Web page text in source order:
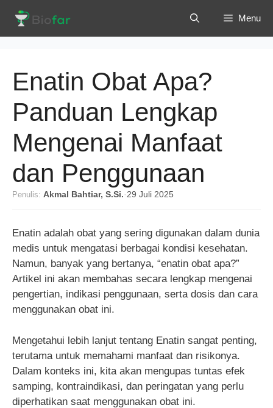
isi
Menu
Enatin Obat Apa?
Panduan Lengkap
Mengenai Manfaat
dan Penggunaan
Penulis: Akmal Bahtiar, S.Si. · 29 Juli 2025
Enatin adalah obat yang sering digunakan dalam dunia
medis untuk mengatasi berbagai kondisi kesehatan.
Namun, banyak yang bertanya, “enatin obat apa?”
Artikel ini akan membahas secara lengkap mengenai
pengertian, indikasi penggunaan, serta dosis dan cara
menggunakan obat ini.
Mengetahui lebih lanjut tentang Enatin sangat penting,
terutama untuk memahami manfaat dan risikonya.
Dalam konteks ini, kita akan mengupas tuntas efek
samping, kontraindikasi, dan peringatan yang perlu
diperhatikan saat menggunakan obat ini.